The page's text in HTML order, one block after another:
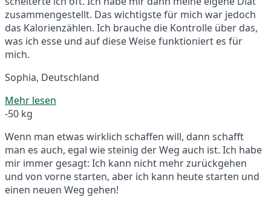
zusammengestellt. Das wichtigste für mich war jedoch
das Kalorienzählen. Ich brauche die Kontrolle über das,
was ich esse und auf diese Weise funktioniert es für
mich.
Sophia, Deutschland
Mehr lesen
-50 kg
Wenn man etwas wirklich schaffen will, dann schafft
man es auch, egal wie steinig der Weg auch ist. Ich habe
mir immer gesagt: Ich kann nicht mehr zurückgehen
und von vorne starten, aber ich kann heute starten und
einen neuen Weg gehen!